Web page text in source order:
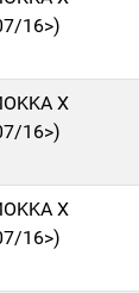
16>)
X
16>)
X
16>)